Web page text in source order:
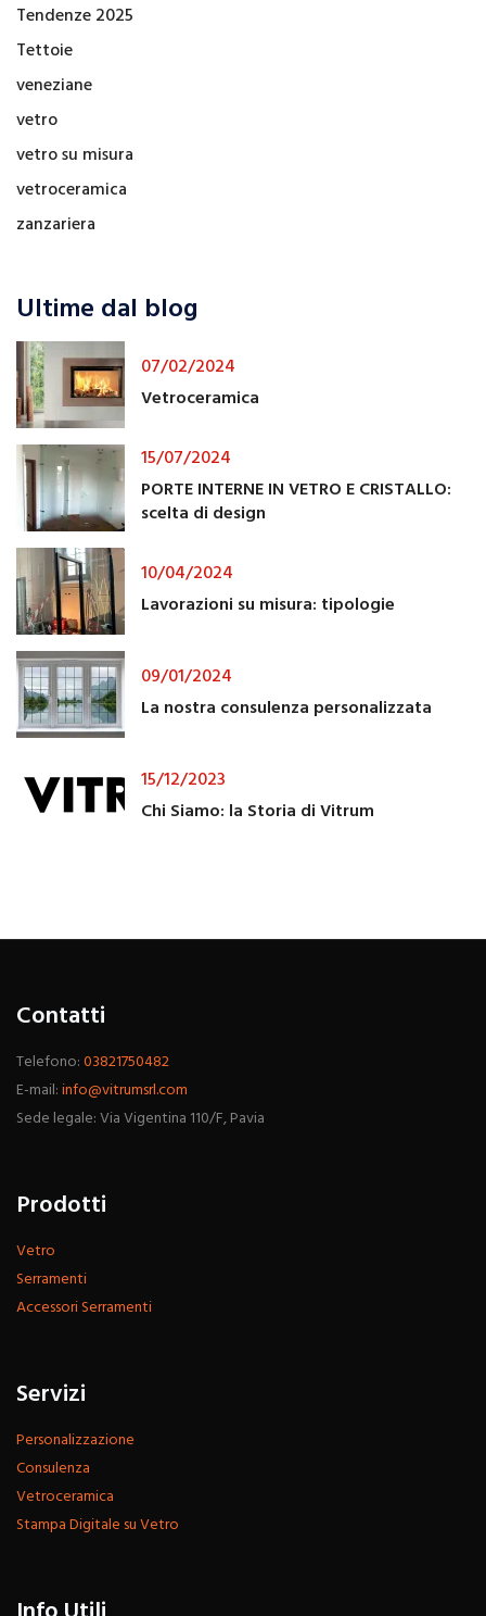
Tendenze 2025
Tettoie
veneziane
vetro
vetro su misura
vetroceramica
zanzariera
Ultime dal blog
07/02/2024
Vetroceramica
15/07/2024
PORTE INTERNE IN VETRO E CRISTALLO:
scelta di design
10/04/2024
Lavorazioni su misura: tipologie
09/01/2024
La nostra consulenza personalizzata
15/12/2023
Chi Siamo: la Storia di Vitrum
Contatti
Telefono:03821750482
E-mail:info@vitrumsrl.com
Sede legale: Via Vigentina 110/F, Pavia
Prodotti
Vetro
Serramenti
Accessori Serramenti
Servizi
Personalizzazione
Consulenza
Vetroceramica
Stampa Digitale su Vetro